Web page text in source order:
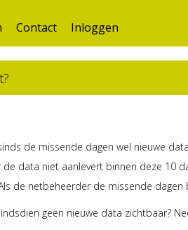
Contact Inloggen
de missende dagen wel nieuwe
data niet aanlevert binnen deze 10
de netbeheerder de missende
geen nieuwe data zichtbaar?